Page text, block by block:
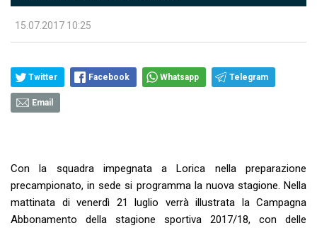
15.07.2017 10:25
Twitter Facebook Whatsapp Telegram
Email
Con la squadra impegnata a Lorica nella preparazione
precampionato, in sede si programma la nuova stagione. Nella
mattinata di venerdì 21 luglio verrà illustrata la Campagna
Abbonamento della stagione sportiva 2017/18, con delle